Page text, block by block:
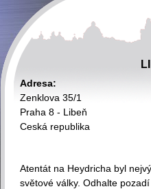
Adresa:
Zenklova 35/1
Praha 8 - Libeň
Ceská republika
Atentát na Heydricha byl
světové války. Odhalte